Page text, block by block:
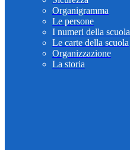
Organigramma
Le persone
I numeri della scuola
Le carte della scuola
Organizzazione
La storia